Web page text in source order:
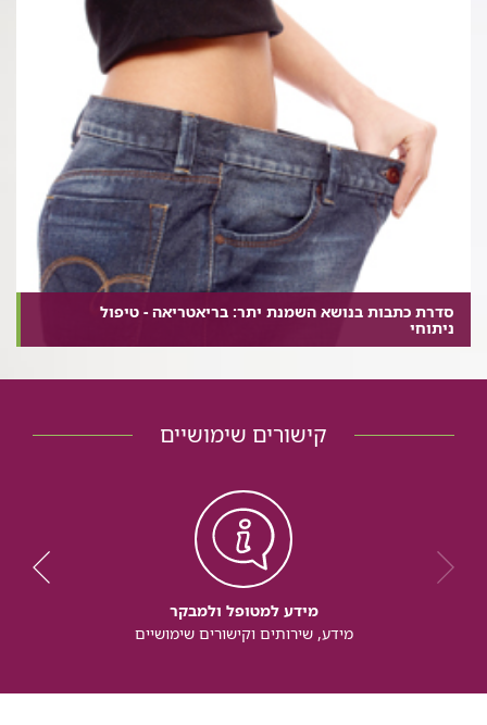
סדרת כתבות בנושא השמנת יתר: בריאטריאה - טיפול
ניתוחי
קישורים שימושיים
מידע למטופל ולמבקר
מידע, שירותים וקישורים שימושיים